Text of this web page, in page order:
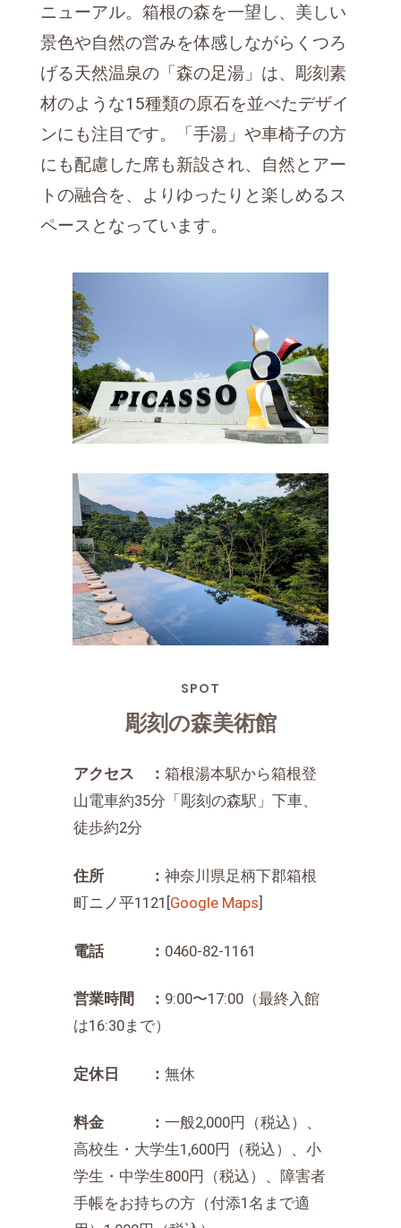
ニューアル。箱根の森を一望し、美しい
景色や自然の営みを体感しながらくつろ
げる天然温泉の「森の足湯」は、彫刻素
材のような15種類の原石を並べたデザイ
ンにも注目です。「手湯」や車椅子の方
にも配慮した席も新設され、自然とアー
トの融合を、よりゆったりと楽しめるス
ペースとなっています。
SPOT
彫刻の森美術館
アクセス ： 箱根湯本駅から箱根登
山電車約35分「彫刻の森駅」下車、
徒歩約2分
住所 ： 神奈川県足柄下郡箱根
町ニノ平1121[Google Maps]
電話 ： 0460-82-1161
営業時間 ： 9:00〜17:00（最終入館
は16:30まで）
定休日 ： 無休
料金 ： 一般2,000円（税込）、
高校生・大学生1,600円（税込）、小
学生・中学生800円（税込）、障害者
手帳をお持ちの方（付添1名まで適